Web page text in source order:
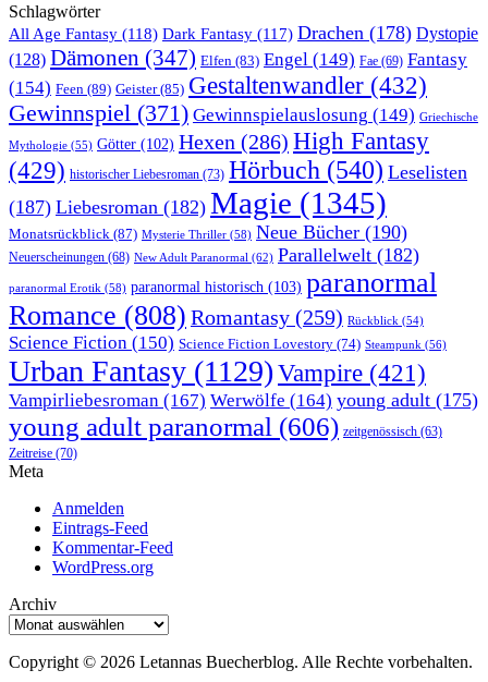
Schlagwörter
All Age Fantasy (118) Dark Fantasy (117) Drachen (178) Dystopie
(128) Dämonen (347) Elfen (83) Engel (149) Fae (69) Fantasy
(154) Feen (89) Geister(85) Gestaltenwandler (432)
Gewinnspiel (371) Gewinnspielauslosung (149) Griechische
Mythologie (55) Götter (102) Hexen (286) High Fantasy
(429) historischer Liebesroman (73) Hörbuch (540) Leselisten
(187) Liebesroman (182) Magie (1345)
Monatsrückblick (87) Mysterie Thriller (58) Neue Bücher (190)
Neuerscheinungen (68) New Adult Paranormal (62) Parallelwelt (182)
paranormal Erotik (58) paranormal historisch (103) paranormal
Romance (808) Romantasy (259) Rückblick (54)
Science Fiction (150) Science Fiction Lovestory (74) Steampunk (56)
Urban Fantasy (1129) Vampire (421)
Vampirliebesroman (167) Werwölfe (164) young adult (175)
young adult paranormal (606) zeitgenössisch (63)
Zeitreise (70)
Meta
Anmelden
Eintrags-Feed
Kommentar-Feed
WordPress.org
Archiv
Archiv
Copyright © 2026 Letannas Buecherblog. Alle Rechte vorbehalten.